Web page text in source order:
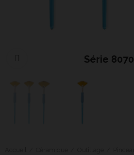
Série 8070
Cliquer pour agrandir